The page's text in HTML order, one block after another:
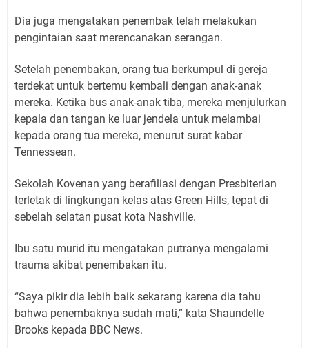
Dia juga mengatakan penembak telah melakukan
pengintaian saat merencanakan serangan.
Setelah penembakan, orang tua berkumpul di gereja
terdekat untuk bertemu kembali dengan anak-anak
mereka. Ketika bus anak-anak tiba, mereka menjulurkan
kepala dan tangan ke luar jendela untuk melambai
kepada orang tua mereka, menurut surat kabar
Tennessean.
Sekolah Kovenan yang berafiliasi dengan Presbiterian
terletak di lingkungan kelas atas Green Hills, tepat di
sebelah selatan pusat kota Nashville.
Ibu satu murid itu mengatakan putranya mengalami
trauma akibat penembakan itu.
“Saya pikir dia lebih baik sekarang karena dia tahu
bahwa penembaknya sudah mati,” kata Shaundelle
Brooks kepada BBC News.